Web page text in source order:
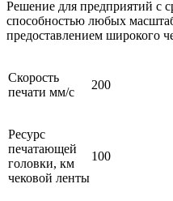
Решение для предприятий с
способностью любых
предоставлением широкого
Скорость
печати мм/с
200
Ресурс
печатающей
головки, км
чековой ленты
100